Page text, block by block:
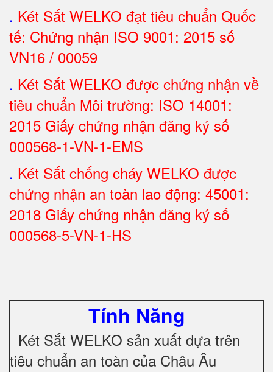
. Két Sắt WELKO đạt tiêu chuẩn Quốc
tế: Chứng nhận ISO 9001: 2015 số
VN16 / 00059
. Két Sắt WELKO được chứng nhận về
tiêu chuẩn Môi trường: ISO 14001:
2015 Giấy chứng nhận đăng ký số
000568-1-VN-1-EMS
. Két Sắt chống cháy WELKO được
chứng nhận an toàn lao động: 45001:
2018 Giấy chứng nhận đăng ký số
000568-5-VN-1-HS
Tính Năng
Két Sắt WELKO sản xuất dựa trên
tiêu chuẩn an toàn của Châu Âu